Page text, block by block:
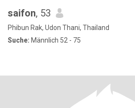
saifon, 53
Phibun Rak, Udon Thani, Thailand
Suche: Männlich 52 - 75